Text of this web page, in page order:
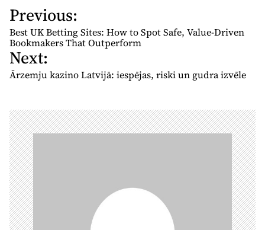
P
o
s
t
n
v
i
g
a
t
i
o
n
Previous:
Best UK Betting Sites: How to Spot Safe, Value-Driven
Bookmakers That Outperform
Next:
Ārzemju kazino Latvijā: iespējas, riski un gudra izvēle